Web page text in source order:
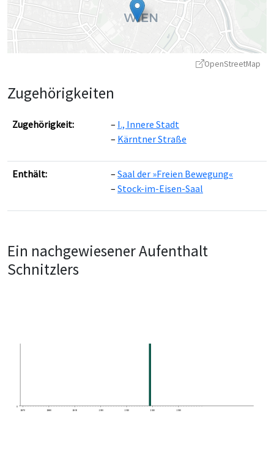
Leaflet |© OpenStreetMapcontributors ©
OpenStreetMap
Zugehörigkeiten
Zugehörigkeit:
I., Innere Stadt
Kärntner Straße
Enthält:
Saal der »Freien Bewegung«
Stock-im-Eisen-Saal
Ein nachgewiesener Aufenthalt
Schnitzlers
0
1870
1880 1890 1900 1910 1920 1930